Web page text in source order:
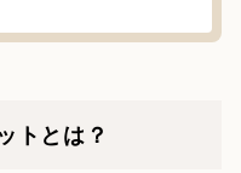
トとは？